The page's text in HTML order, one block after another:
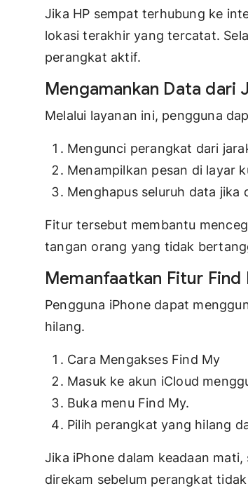
Jika HP sempat terhubung ke
lokasi terakhir yang tercatat.
perangkat aktif.
Mengamankan Data dari
Melalui layanan ini, pengguna
Mengunci perangkat dari
Menampilkan pesan di layar
Menghapus seluruh data jika
Fitur tersebut membantu
tangan orang yang tidak
Memanfaatkan Fitur Find
Pengguna iPhone dapat
hilang.
Cara Mengakses Find My
Masuk ke akun iCloud
Buka menu Find My.
Pilih perangkat yang hilang
Jika iPhone dalam keadaan
direkam sebelum perangkat